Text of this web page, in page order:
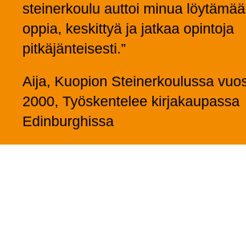
steinerkoulu auttoi minua
oppia, keskittyä ja jatkaa opintoja
pitkäjänteisesti.”
Aija, Kuopion Steinerkoulussa
2000, Työskentelee kirjakaupassa
Edinburghissa